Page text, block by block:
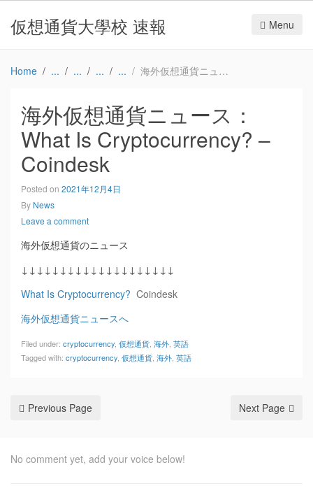
仮想通貨大學校 速報 Menu
Home 海外仮想通貨ニュース：What Is Cryptocurrency? – Coindesk
海外仮想通貨ニュース：
What Is Cryptocurrency? –
Coindesk
Posted on 2021年12月4日
By News
Leave a comment
海外仮想通貨のニュース
↓↓↓↓↓↓↓↓↓↓↓↓↓↓↓↓↓↓↓↓
What Is Cryptocurrency? Coindesk
海外仮想通貨ニュースへ
Filed under: cryptocurrency 仮想通貨 海外 英語
Tagged with: cryptocurrency 仮想通貨 海外 英語
Previous Page Next Page
No comment yet, add your voice below!